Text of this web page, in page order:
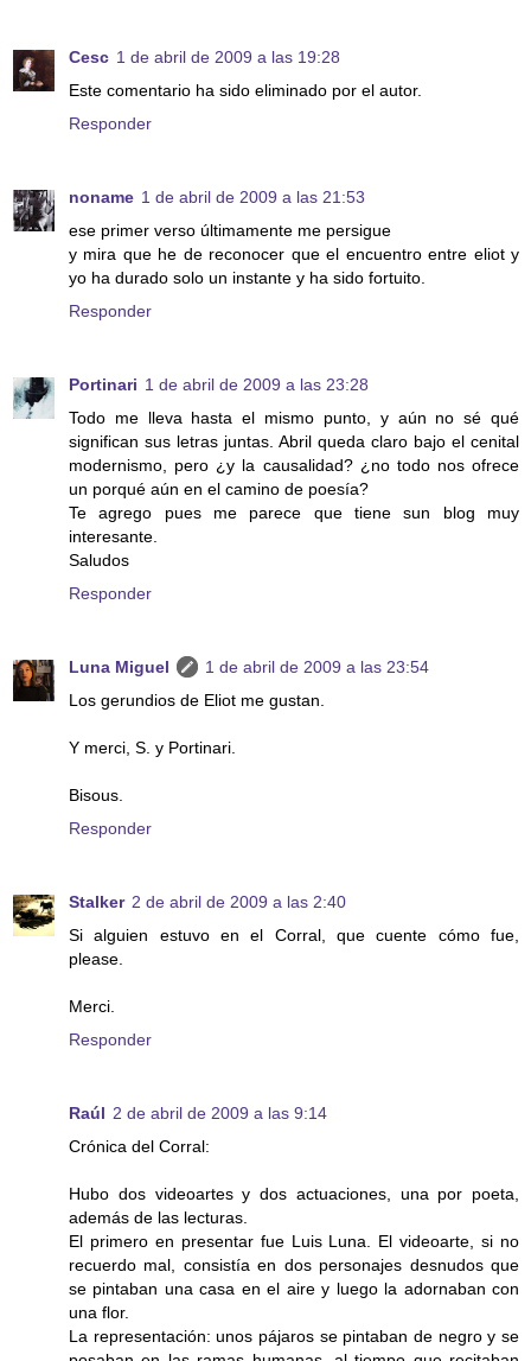
Cesc 1 de abril de 2009 a las 19:28
Este comentario ha sido eliminado por el autor.
Responder
noname 1 de abril de 2009 a las 21:53
ese primer verso últimamente me persigue
y mira que he de reconocer que el encuentro entre eliot y
yo ha durado solo un instante y ha sido fortuito.
Responder
Portinari 1 de abril de 2009 a las 23:28
Todo me lleva hasta el mismo punto, y aún no sé qué
significan sus letras juntas. Abril queda claro bajo el cenital
modernismo, pero ¿y la causalidad? ¿no todo nos ofrece
un porqué aún en el camino de poesía?
Te agrego pues me parece que tiene sun blog muy
interesante.
Saludos
Responder
Luna Miguel
1 de abril de 2009 a las 23:54
Los gerundios de Eliot me gustan.
Y merci, S. y Portinari.
Bisous.
Responder
Stalker 2 de abril de 2009 a las 2:40
Si alguien estuvo en el Corral, que cuente cómo fue,
please.
Merci.
Responder
Raúl 2 de abril de 2009 a las 9:14
Crónica del Corral:
Hubo dos videoartes y dos actuaciones, una por poeta,
además de las lecturas.
El primero en presentar fue Luis Luna. El videoarte, si no
recuerdo mal, consistía en dos personajes desnudos que
se pintaban una casa en el aire y luego la adornaban con
una flor.
La representación: unos pájaros se pintaban de negro y se